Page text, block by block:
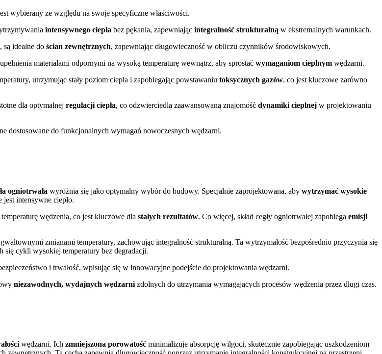
wybierany ze względu na swoje specyficzne właściwości.
intensywnego ciepła bez pękania, zapewniając integralność strukturalną w ekstremalnych warunkach.
, są idealne do ścian zewnętrznych, zapewniając długowieczność w obliczu czynników środowiskowych.
materiałami odpornymi na wysoką temperaturę wewnątrz, aby sprostać wymaganiom cieplnym wędzarni.
utrzymując stały poziom ciepła i zapobiegając powstawaniu toksycznych gazów, co jest kluczowe zarówno
dla optymalnej regulacji ciepła, co odzwierciedla zaawansowaną znajomość dynamiki cieplnej w projektowaniu
dostosowane do funkcjonalnych wymagań nowoczesnych wędzarni.
ogniotrwała wyróżnia się jako optymalny wybór do budowy. Specjalnie zaprojektowana, aby wytrzymać wysokie
jest intensywne ciepło.
wędzenia, co jest kluczowe dla stałych rezultatów. Co więcej, skład cegły ogniotrwałej zapobiega emisji
zmianami temperatury, zachowując integralność strukturalną. Ta wytrzymałość bezpośrednio przyczynia się
cykli wysokiej temperatury bez degradacji.
i trwałość, wpisując się w innowacyjne podejście do projektowania wędzarni.
niezawodnych, wydajnych wędzarni zdolnych do utrzymania wymagających procesów wędzenia przez długi czas.
wędzarni. Ich zmniejszona porowatość minimalizuje absorpcję wilgoci, skutecznie zapobiegając uszkodzeniom